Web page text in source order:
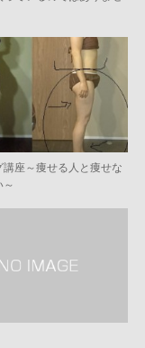
講座～痩せる人と痩せな
～